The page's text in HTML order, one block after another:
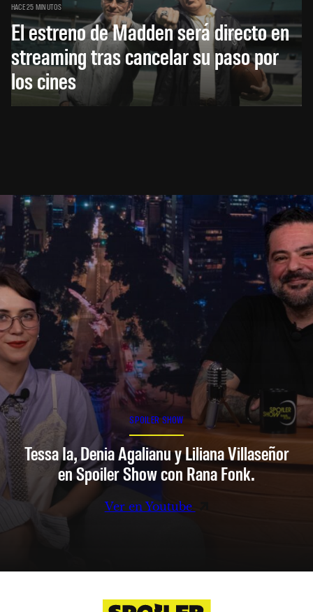
HACE 25 MINUTOS
El estreno de Madden será directo en
streaming tras cancelar su paso por
los cines
SPOILER SHOW
Tessa Ia, Denia Agalianu y Liliana Villaseñor
en Spoiler Show con Rana Fonk.
Ver en Youtube